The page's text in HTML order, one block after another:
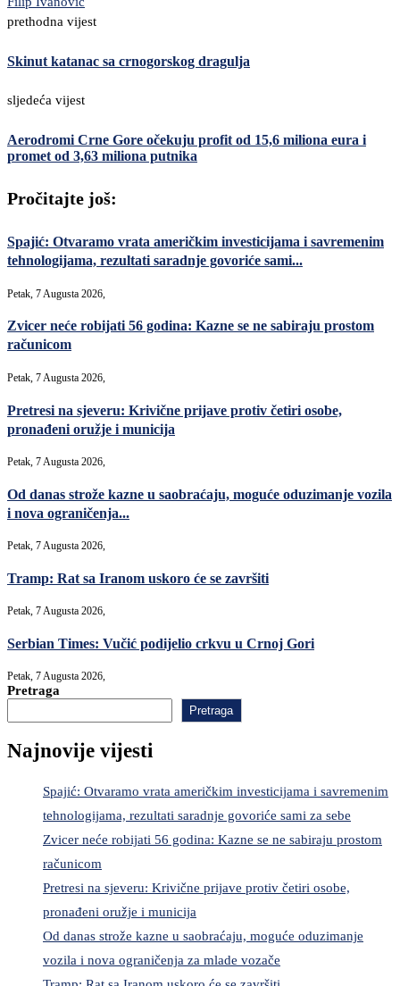
prethodna vijest
Skinut katanac sa crnogorskog dragulja
sljedeća vijest
Aerodromi Crne Gore očekuju profit od 15,6 miliona eura i
promet od 3,63 miliona putnika
Pročitajte još:
Spajić: Otvaramo vrata američkim investicijama i savremenim
tehnologijama, rezultati saradnje govoriće sami...
Petak, 7 Augusta 2026,
Zvicer neće robijati 56 godina: Kazne se ne sabiraju prostom
računicom
Petak, 7 Augusta 2026,
Pretresi na sjeveru: Krivične prijave protiv četiri osobe,
pronađeni oružje i municija
Petak, 7 Augusta 2026,
Od danas strože kazne u saobraćaju, moguće oduzimanje vozila
i nova ograničenja...
Petak, 7 Augusta 2026,
Tramp: Rat sa Iranom uskoro će se završiti
Petak, 7 Augusta 2026,
Serbian Times: Vučić podijelio crkvu u Crnoj Gori
Petak, 7 Augusta 2026,
Pretraga
Pretraga
Najnovije vijesti
Spajić: Otvaramo vrata američkim investicijama i savremenim
tehnologijama, rezultati saradnje govoriće sami za sebe
Zvicer neće robijati 56 godina: Kazne se ne sabiraju prostom
računicom
Pretresi na sjeveru: Krivične prijave protiv četiri osobe,
pronađeni oružje i municija
Od danas strože kazne u saobraćaju, moguće oduzimanje
vozila i nova ograničenja za mlade vozače